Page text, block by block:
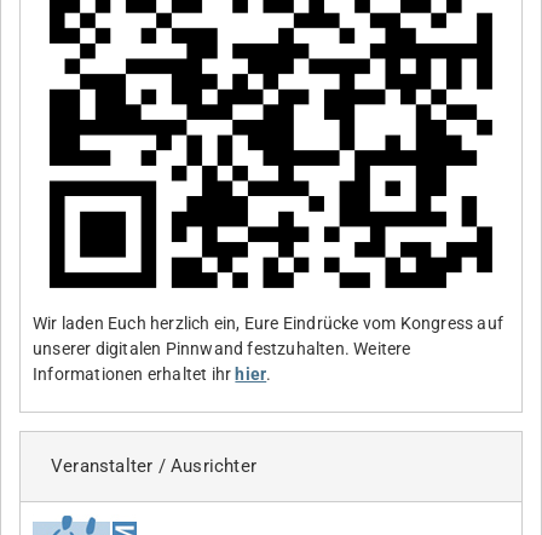
Wir laden Euch herzlich ein, Eure Eindrücke vom Kongress auf
unserer digitalen Pinnwand festzuhalten. Weitere
Informationen erhaltet ihr hier.
Veranstalter / Ausrichter